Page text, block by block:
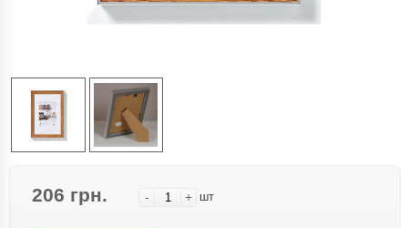
206 грн. - + шт